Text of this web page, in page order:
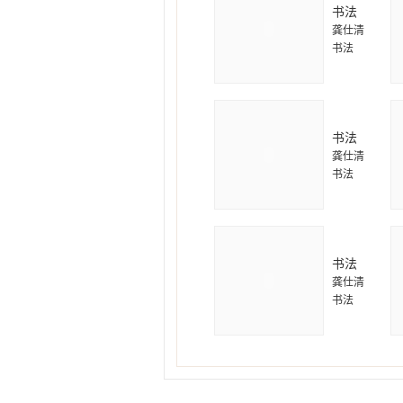
书法
龚仕清
书法
书法
龚仕清
书法
书法
龚仕清
书法